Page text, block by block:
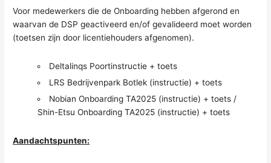
Voor medewerkers die de Onboarding hebben afgerond en
waarvan de DSP geactiveerd en/of gevalideerd moet worden
(toetsen zijn door licentiehouders afgenomen).
Deltalinqs Poortinstructie + toets
LRS Bedrijvenpark Botlek (instructie) + toets
Nobian Onboarding TA2025 (instructie) + toets /
Shin-Etsu Onboarding TA2025 (instructie) + toets
Aandachtspunten: